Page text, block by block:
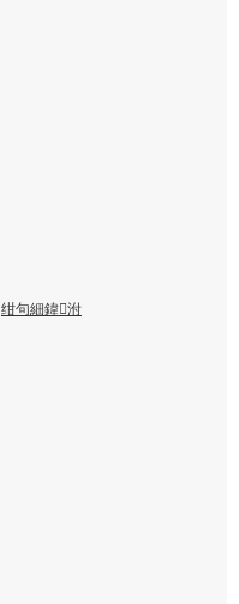
绀句細鍏泭